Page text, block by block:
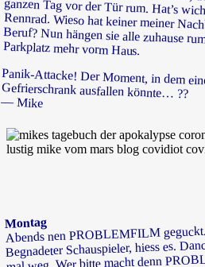
Parkplatz mehr vorm Haus.
Panik-Attacke! Der Moment, in dem
Gefrierschrank ausfallen könnte… ??
— Mike
Montag
Abends nen PROBLEMFILM
Begnadeter Schauspieler, hiess es.
mal weg. Wer bitte macht denn